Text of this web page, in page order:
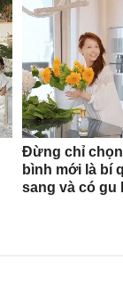
Đừng chỉ
bình mới là bí
sang và có gu